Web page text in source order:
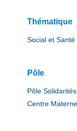
Thématique
Social et Santé
Pôle
Pôle
Centre